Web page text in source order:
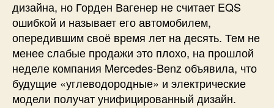
дизайна, но Горден Вагенер не считает EQS
ошибкой и называет его автомобилем,
опередившим своё время лет на десять. Тем не
менее слабые продажи это плохо, на прошлой
неделе компания Mercedes-Benz объявила, что
будущие «углеводородные» и электрические
модели получат унифицированный дизайн.